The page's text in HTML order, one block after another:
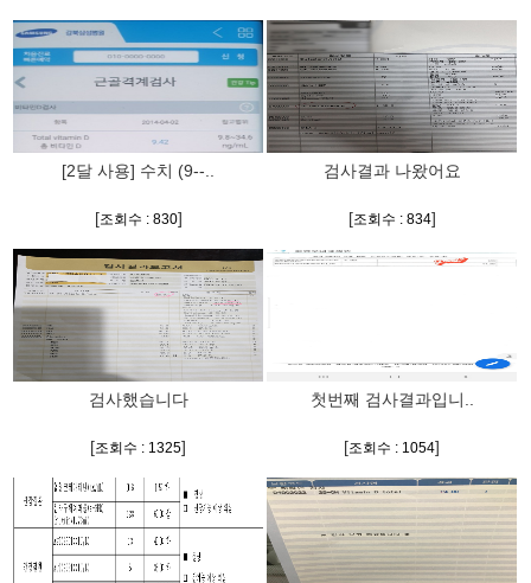
[2달 사용] 수치 (9--..
[조회수 : 830]
검사결과 나왔어요
[조회수 : 834]
검사했습니다
[조회수 : 1325]
첫번째 검사결과입니..
[조회수 : 1054]